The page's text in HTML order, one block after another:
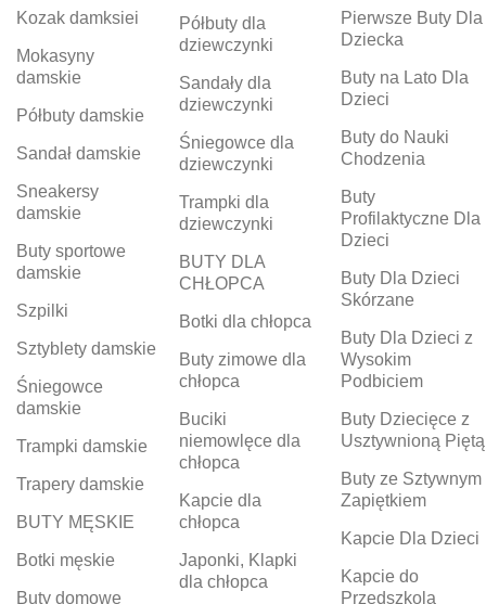
Kozak damksiei
Mokasyny
damskie
Półbuty damskie
Sandał damskie
Sneakersy
damskie
Buty sportowe
damskie
Szpilki
Sztyblety damskie
Śniegowce
damskie
Trampki damskie
Trapery damskie
BUTY MĘSKIE
Botki męskie
Buty domowe
Półbuty dla
dziewczynki
Sandały dla
dziewczynki
Śniegowce dla
dziewczynki
Trampki dla
dziewczynki
BUTY DLA
CHŁOPCA
Botki dla chłopca
Buty zimowe dla
chłopca
Buciki
niemowlęce dla
chłopca
Kapcie dla
chłopca
Japonki, Klapki
dla chłopca
Pierwsze Buty Dla
Dziecka
Buty na Lato Dla
Dzieci
Buty do Nauki
Chodzenia
Buty
Profilaktyczne Dla
Dzieci
Buty Dla Dzieci
Skórzane
Buty Dla Dzieci z
Wysokim
Podbiciem
Buty Dziecięce z
Usztywnioną Piętą
Buty ze Sztywnym
Zapiętkiem
Kapcie Dla Dzieci
Kapcie do
Przedszkola